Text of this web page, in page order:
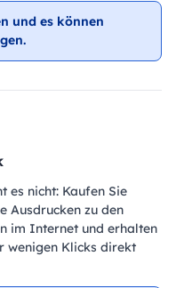
und es können
es nicht: Kaufen Sie
Ausdrucken zu den
im Internet und erhalten
wenigen Klicks direkt